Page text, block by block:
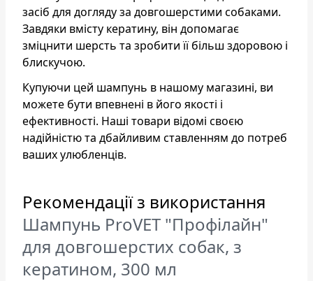
засіб для догляду за довгошерстими собаками.
Завдяки вмісту кератину, він допомагає
зміцнити шерсть та зробити її більш здоровою і
блискучою.
Купуючи цей шампунь в нашому магазині, ви
можете бути впевнені в його якості і
ефективності. Наші товари відомі своєю
надійністю та дбайливим ставленням до потреб
ваших улюбленців.
Рекомендації з використання
Шампунь ProVET "Профілайн"
для довгошерстих собак, з
кератином, 300 мл